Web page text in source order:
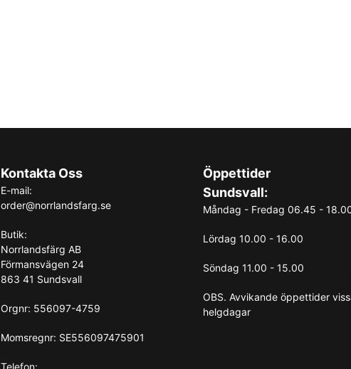
Kontakta Oss
E-mail:
order@norrlandsfarg.se
Butik:
Norrlandsfärg AB
Förmansvägen 24
863 41 Sundsvall
Orgnr: 556097-4759
Momsregnr: SE556097475901
Telefon:
Öppettider
Sundsvall:
Måndag - Fredag 06.45 -
Lördag 10.00 - 16.00
Söndag 11.00 - 15.00
OBS. Avvikande öppettider
helgdagar